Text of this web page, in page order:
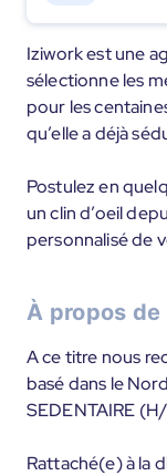
Iziwork est une
sélectionne les
pour les
qu’elle a déjà
Postulez en
un clin d’oeil
personnalisé de
À propos de
A ce titre nous
basé dans le
SEDENTAIRE
Rattaché(e) à la